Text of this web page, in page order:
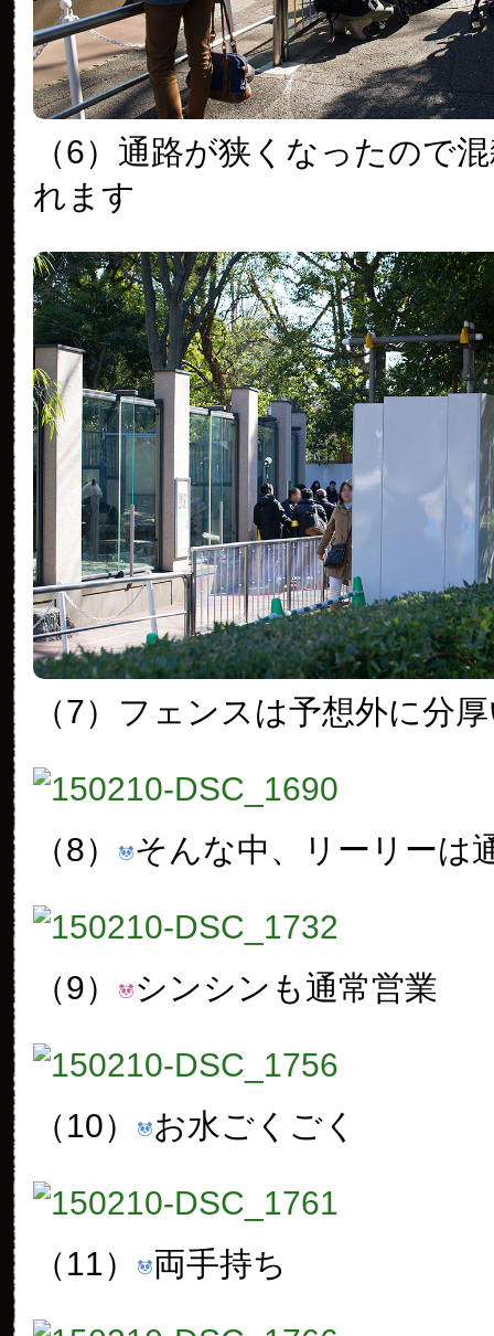
（6）通路が狭くなったので
れます
（7）フェンスは予想外に分
（8） そんな中、リーリーは
（9） シンシンも通常営業
（10） お水ごくごく
（11） 両手持ち